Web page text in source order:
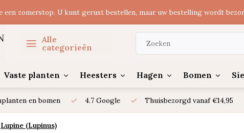
een zomerstop. U kunt gerust bestellen, maar uw bestelling wordt
Alle
categorieën
Vaste planten Heesters Hagen Bomen
en bomen 4.7 Google Thuisbezorgd vanaf €14,95
Lupine (Lupinus)